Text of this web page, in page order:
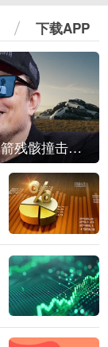
下载APP
SpaceX火箭残骸撞击月球